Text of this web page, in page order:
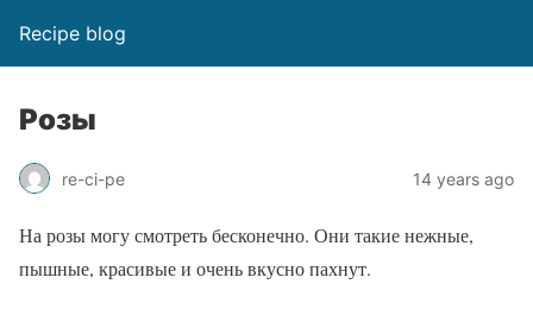
Recipe blog
Розы
re-ci-pe 14 years ago
На розы могу смотреть бесконечно. Они такие нежные,
пышные, красивые и очень вкусно пахнут.